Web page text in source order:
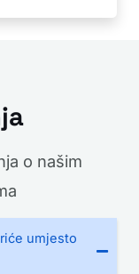
o našim
umjesto